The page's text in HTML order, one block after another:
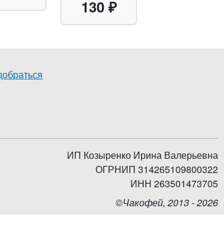
130 ₽
ИП Козыренко Ирина Валерьевна
ОГРНИП 314265109800322
ИНН 263501473705
©Чакофей, 2013 - 2026